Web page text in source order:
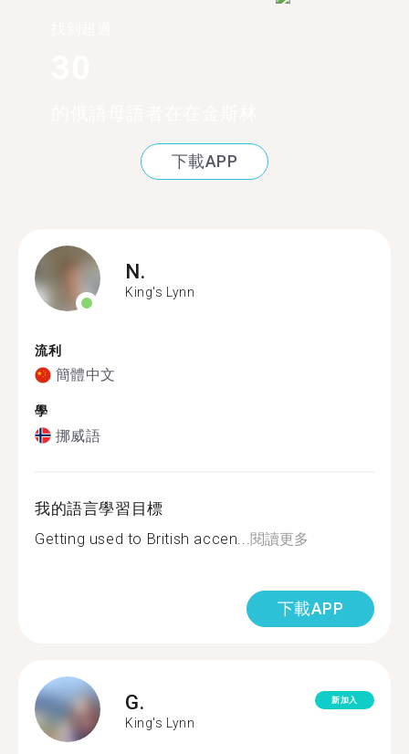
下載APP
N.
King's Lynn
流利
簡體中文
學
挪威語
我的語言學習目標
Getting used to British accen... 閱讀更多
下載APP
G.
King's Lynn
新加入